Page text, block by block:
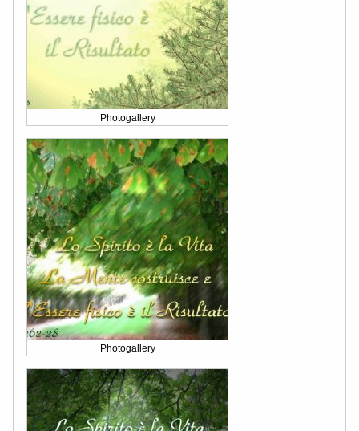
Photogallery
Photogallery